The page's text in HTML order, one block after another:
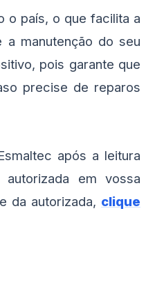
o país, o que facilita a
a manutenção do seu
pois garante que
precise de reparos
após a leitura
em vossa
da autorizada, clique